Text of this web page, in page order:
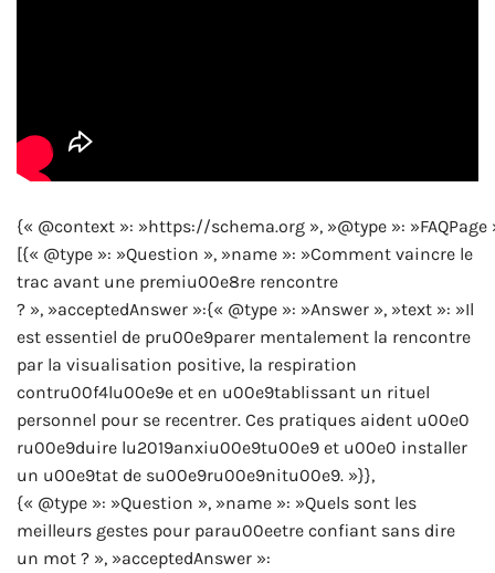
{« @context »: »https://schema.org », »@type »:
[{« @type »: »Question », »name »: »Comment vaincre le
trac avant une premiu00e8re rencontre
? », »acceptedAnswer »:{« @type »: »Answer », »text »: »Il
est essentiel de pru00e9parer mentalement la rencontre
par la visualisation positive, la respiration
contru00f4lu00e9e et en u00e9tablissant un rituel
personnel pour se recentrer. Ces pratiques aident u00e0
ru00e9duire lu2019anxiu00e9tu00e9 et u00e0 installer
un u00e9tat de su00e9ru00e9nitu00e9. »}},
{« @type »: »Question », »name »: »Quels sont les
meilleurs gestes pour parau00eetre confiant sans dire
un mot ? », »acceptedAnswer »: